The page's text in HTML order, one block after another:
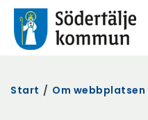
Start / Om webbplatsen